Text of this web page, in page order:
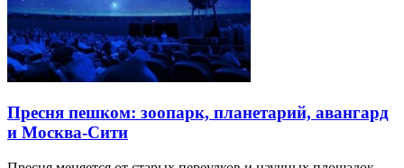
Пресня пешком: зоопарк, планетарий, авангард
и Москва-Сити